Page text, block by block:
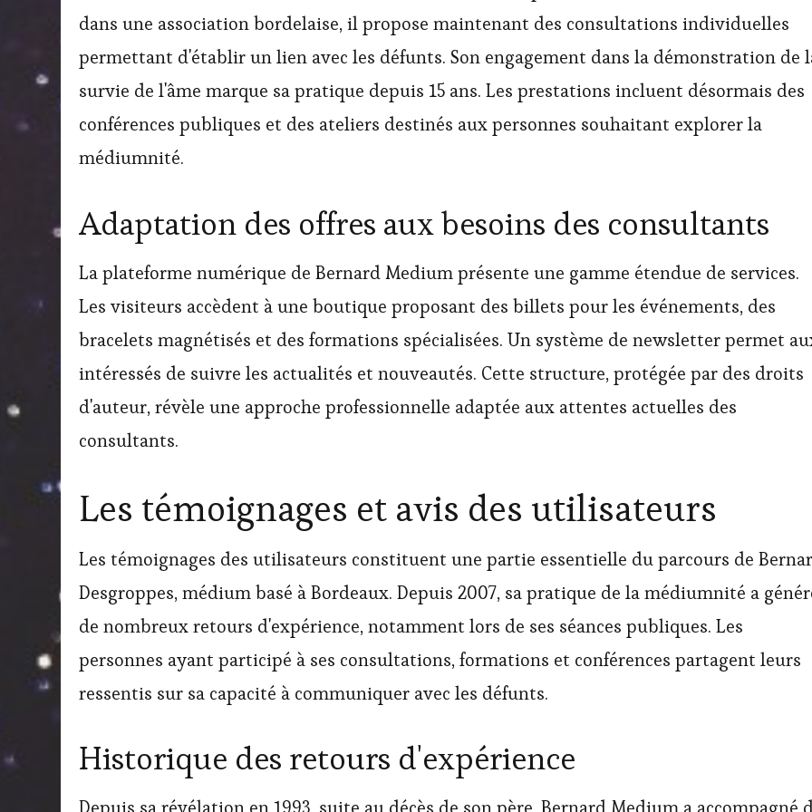
dans une association bordelaise, il propose maintenant des consultations individuelles
permettant d'établir un lien avec les défunts. Son engagement dans la démonstration de
survie de l'âme marque sa pratique depuis 15 ans. Les prestations incluent désormais des
conférences publiques et des ateliers destinés aux personnes souhaitant explorer la
médiumnité.
Adaptation des offres aux besoins des consultants
La plateforme numérique de Bernard Medium présente une gamme étendue de services.
Les visiteurs accèdent à une boutique proposant des billets pour les événements, des
bracelets magnétisés et des formations spécialisées. Un système de newsletter permet
intéressés de suivre les actualités et nouveautés. Cette structure, protégée par des droits
d'auteur, révèle une approche professionnelle adaptée aux attentes actuelles des
consultants.
Les témoignages et avis des utilisateurs
Les témoignages des utilisateurs constituent une partie essentielle du parcours de
Desgroppes, médium basé à Bordeaux. Depuis 2007, sa pratique de la médiumnité a
de nombreux retours d'expérience, notamment lors de ses séances publiques. Les
personnes ayant participé à ses consultations, formations et conférences partagent leurs
ressentis sur sa capacité à communiquer avec les défunts.
Historique des retours d'expérience